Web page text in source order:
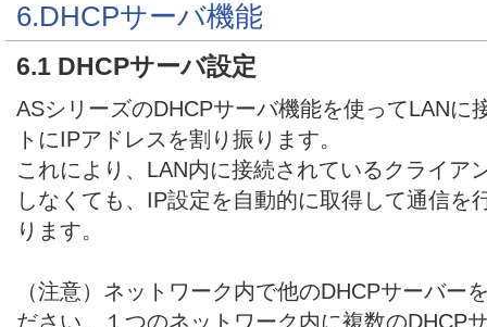
6.DHCPサーバ機能
6.1 DHCPサーバ設定
ASシリーズのDHCPサーバ機能を使ってLANに
トにIPアドレスを割り振ります。
これにより、LAN内に接続されているクライア
しなくても、IP設定を自動的に取得して通信を
ります。
（注意）ネットワーク内で他のDHCPサーバー
ださい。１つのネットワーク内に複数のDHCP